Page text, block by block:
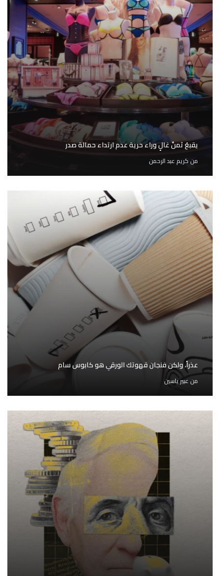
يقبعُ ثمنٌ غالٍ وراء حرية عدم ارتداء حمالة صدر
من كريم عبد الرحمن
عذراً، ولكن فنجان قهوتك الورقي هو كابوس سام
من عبير ياسين